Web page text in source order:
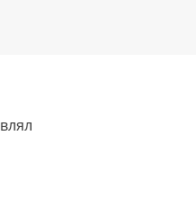
красивой деревянной
с откидной